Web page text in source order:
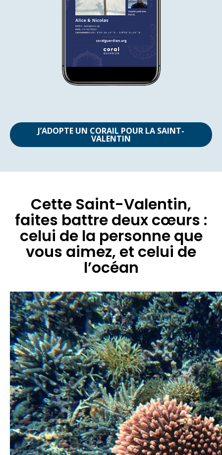
J’ADOPTE UN CORAIL POUR LA SAINT-
VALENTIN
Cette Saint-Valentin,
faites battre deux cœurs :
celui de la personne que
vous aimez, et celui de
l’océan